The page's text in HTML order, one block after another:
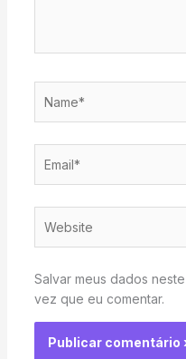
Salvar meus dados
vez que eu comentar.